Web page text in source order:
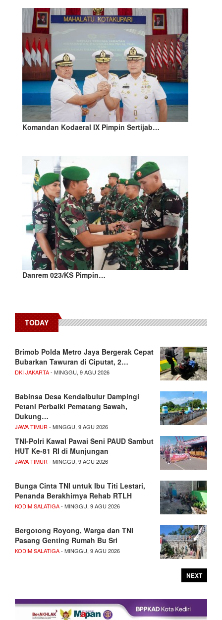
Komandan Kodaeral IX Pimpin Sertijab…
Danrem 023/KS Pimpin…
TODAY
Brimob Polda Metro Jaya Bergerak Cepat
Bubarkan Tawuran di Ciputat, 2…
DKI JAKARTA- MINGGU, 9 AGU 2026
Babinsa Desa Kendalbulur Dampingi
Petani Perbaiki Pematang Sawah,
Dukung…
JAWA TIMUR- MINGGU, 9 AGU 2026
TNI-Polri Kawal Pawai Seni PAUD Sambut
HUT Ke-81 RI di Munjungan
JAWA TIMUR- MINGGU, 9 AGU 2026
Bunga Cinta TNI untuk Ibu Titi Lestari,
Penanda Berakhirnya Rehab RTLH
KODIM SALATIGA- MINGGU, 9 AGU 2026
Bergotong Royong, Warga dan TNI
Pasang Genting Rumah Bu Sri
KODIM SALATIGA- MINGGU, 9 AGU 2026
NEXT